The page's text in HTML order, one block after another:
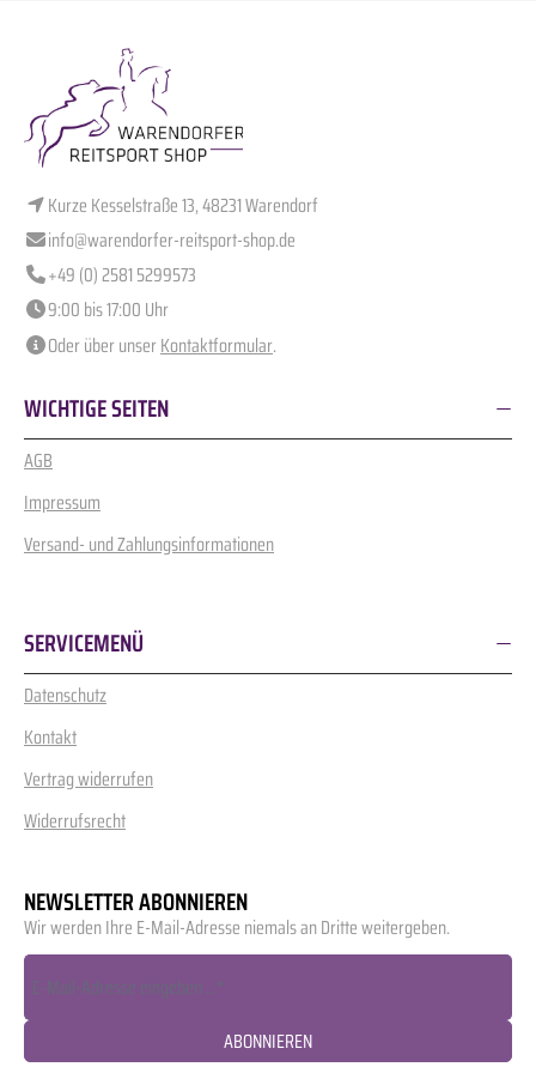
Kurze Kesselstraße 13, 48231 Warendorf
info@warendorfer-reitsport-shop.de
+49 (0) 2581 5299573
9:00 bis 17:00 Uhr
Oder über unserKontaktformular.
WICHTIGE SEITEN
AGB
Impressum
Versand- und Zahlungsinformationen
SERVICEMENÜ
Datenschutz
Kontakt
Vertrag widerrufen
Widerrufsrecht
NEWSLETTER ABONNIEREN
Wir werden Ihre E-Mail-Adresse niemals an Dritte weitergeben.
ABONNIEREN